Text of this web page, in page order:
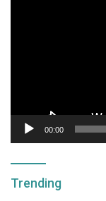
00:00
Trending